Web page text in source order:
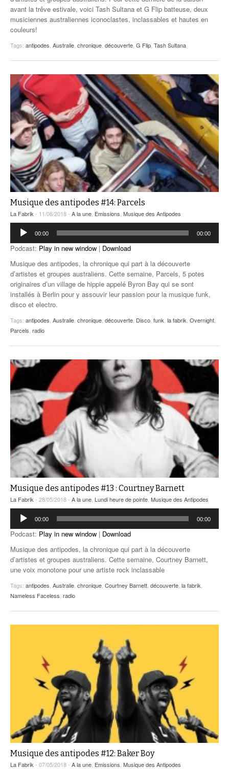
avant la trêve estivale, voici Tash Sultana et G Flip batteuse, deux
musiciennes australiennes iconoclastes, inclassables et hautes en
couleurs!
Tags: antipodes Australie chronique découverte G Flip Tash Sultana
Musique des antipodes #14: Parcels
La Fabrik- 11/06/2018 - A la une, Emissions, Musique des Antipodes
Lecteur
audio
00:00 00:00
Podcast: Play in new window | Download
Musique des antipodes, la chronique qui part à la découverte
d’artistes et groupes australiens. Cette semaine, Parcels, 5 potes
originaires d’un village de hippie appelé Byron Bay qui se sont
installés à Berlin pour y assouvir leur passion pour la musique funk,
disco et electro.
Tags: antipodes, Australie, chronique, découverte, Disco, funk, la fabrik, Overnight,
Parcels, radio
Musique des antipodes #13 : Courtney Barnett
La Fabrik - 28/05/2018 - A la une Lundi heure de pointe Musique des Antipodes
Lecteur
audio
00:00 00:00
Podcast: Play in new window | Download
Musique des antipodes, la chronique qui part à la découverte
d’artistes et groupes australiens. Cette semaine, Courtney Barnett,
une voix monotone pour une artiste rock inclassable
Tags: antipodes Australie chronique Courtney Barnett découverte la fabrik
Nameless Faceless radio
Musique des antipodes #12: Baker Boy
La Fabrik - 07/05/2018 - A la une Emissions Musique des Antipodes